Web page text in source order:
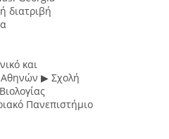
διατριβή
και
Αθηνών ▶ Σχολή
Πανεπιστήμιο